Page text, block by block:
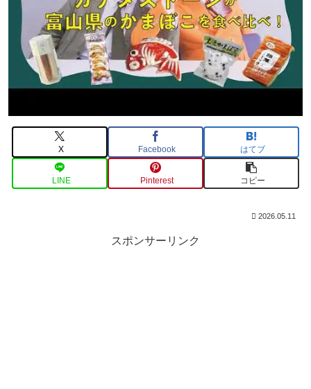
X Facebook はてブ
LINE Pinterest コピー
2026.05.11
スポンサーリンク